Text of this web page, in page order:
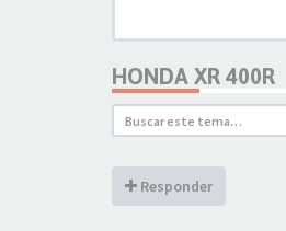
HONDA XR 400R
Responder